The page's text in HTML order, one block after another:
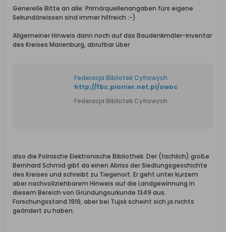
Generelle Bitte an alle: Primärquellenangaben fürs eigene
Sekundärwissen sind immer hilfreich :-)
Allgemeiner Hinweis dann noch auf das Baudenkmäler-Inventar
des Kreises Marienburg, abrufbar über
Federacja Bibliotek Cyfrowych
http://fbc.pionier.net.pl/owoc
Federacja Bibliotek Cyfrowych
also die Polnische Elektronische Bibliothek. Der (fachlich) große
Bernhard Schmid gibt da einen Abriss der Siedlungsgeschichte
des Kreises und schreibt zu Tiegenort. Er geht unter kurzem
aber nachvollziehbarem Hinweis auf die Landgewinnung in
diesem Bereich von Gründungsurkunde 1349 aus.
Forschungsstand 1919, aber bei Tujsk scheint sich ja nichts
geändert zu haben.